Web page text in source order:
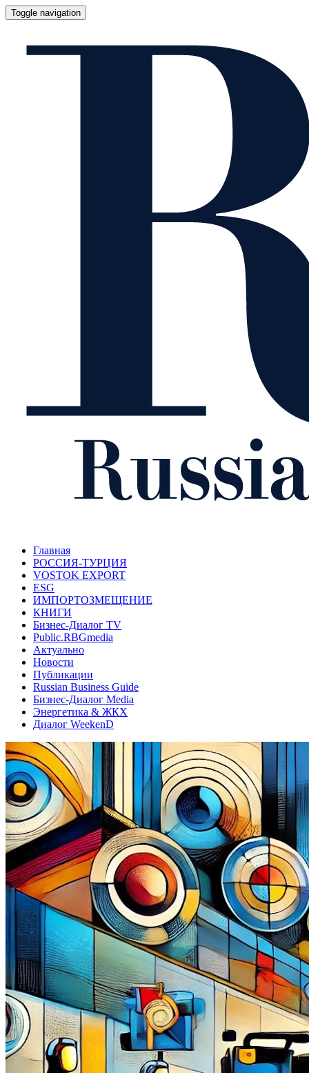
Toggle navigation
Главная
РОССИЯ-ТУРЦИЯ
VOSTOK EXPORT
ESG
ИМПОРТОЗМЕЩЕНИЕ
КНИГИ
Бизнес-Диалог TV
Public.RBGmedia
Актуально
Новости
Публикации
Russian Business Guide
Бизнес-Диалог Media
Энергетика & ЖКХ
Диалог WeekenD